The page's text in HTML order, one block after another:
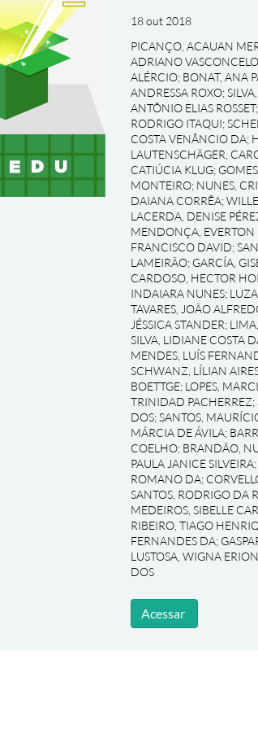
18 out 2018
PICANÇO, ACAUAN
ADRIANO
ALÉRCIO; BONAT, ANA
ANDRESSA ROXO;
ANTÔNIO ELIAS ROSSET;
RODRIGO ITAQUI;
COSTA VENÂNCIO DA;
LAUTENSCHÄGER,
CATIÚCIA KLUG;
MONTEIRO; NUNES,
DAIANA CORRÊA;
LACERDA, DENISE
MENDONÇA, EVERTON
FRANCISCO DAVID;
LAMEIRÃO; GARCÍA,
CARDOSO, HECTOR
INDAIARA NUNES;
TAVARES, JOÃO
JÉSSICA STANDER;
SILVA, LIDIANE COSTA
MENDES, LUÍS
SCHWANZ, LÍLIAN
BOETTGE; LOPES,
TRINIDAD PACHERREZ;
DOS;SANTOS,
MÁRCIA DE ÁVILA;
COELHO; BRANDÃO,
PAULA JANICE SILVEIRA;
ROMANO DA;
SANTOS, RODRIGO DA
MEDEIROS, SIBELLE
RIBEIRO, TIAGO
FERNANDES DA;
LUSTOSA, WIGNA
DOS
Acessar